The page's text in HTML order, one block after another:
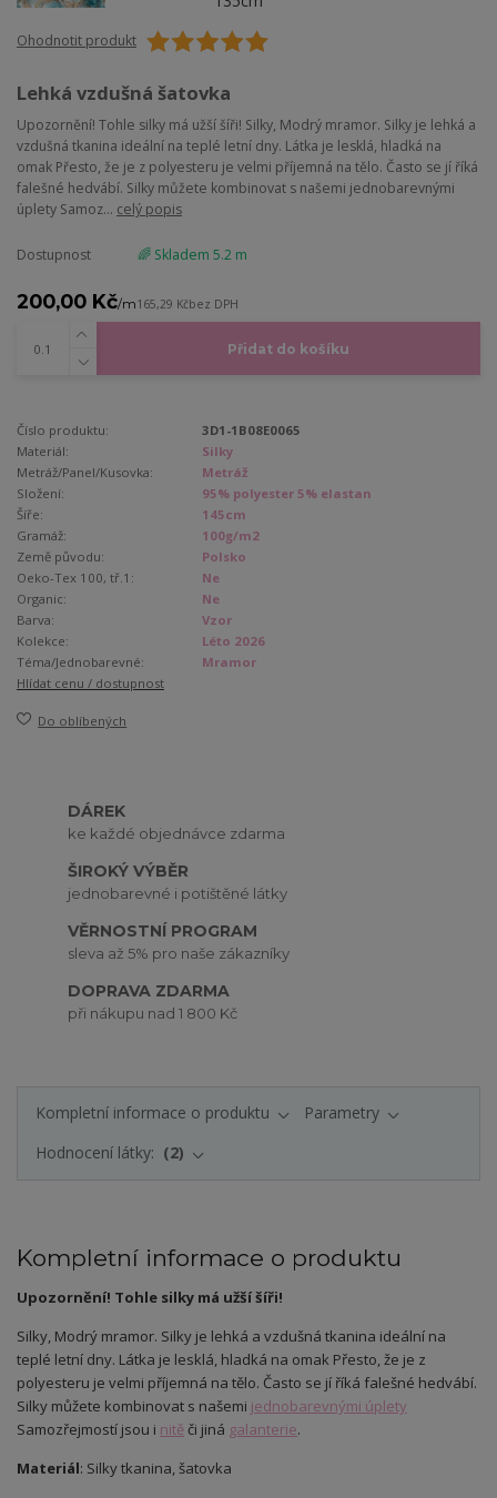
Ohodnotit produkt
Lehká vzdušná šatovka
Upozornění! Tohle silky má užší šíři! Silky, Modrý mramor. Silky je lehká a
vzdušná tkanina ideální na teplé letní dny. Látka je lesklá, hladká na
omak Přesto, že je z polyesteru je velmi příjemná na tělo. Často se jí říká
falešné hedvábí. Silky můžete kombinovat s našemi jednobarevnými
úplety Samoz... celý popis
Dostupnost 🌈 Skladem 5.2 m
200,00 Kč/m165,29 Kčbez DPH
Přidat do košíku
Číslo produktu:
3D1-1B08E0065
Materiál:
Silky
Metráž/Panel/Kusovka:
Metráž
Složení:
95% polyester 5% elastan
Šíře:
145cm
Gramáž:
100g/m2
Země původu:
Polsko
Oeko-Tex 100, tř.1:
Ne
Organic:
Ne
Barva:
Vzor
Kolekce:
Léto 2026
Téma/Jednobarevné:
Mramor
Hlídat cenu / dostupnost
Do oblíbených
DÁREK
ke každé objednávce zdarma
ŠIROKÝ VÝBĚR
jednobarevné i potištěné látky
VĚRNOSTNÍ PROGRAM
sleva až 5% pro naše zákazníky
DOPRAVA ZDARMA
při nákupu nad 1 800 Kč
Kompletní informace o produktu
Parametry
Hodnocení látky:
2
Kompletní informace o produktu
Upozornění! Tohle silky má užší šíři!
Silky, Modrý mramor. Silky je lehká a vzdušná tkanina ideální na
teplé letní dny. Látka je lesklá, hladká na omak Přesto, že je z
polyesteru je velmi příjemná na tělo. Často se jí říká falešné hedvábí.
Silky můžete kombinovat s našemi jednobarevnými úplety
Samozřejmostí jsou i nitěči jiná galanterie.
Materiál: Silky tkanina, šatovka